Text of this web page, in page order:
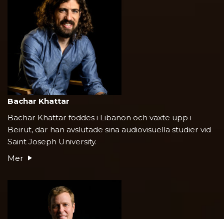
Bachar Khattar
Bachar Khattar föddes i Libanon och växte upp i
Beirut, där han avslutade sina audiovisuella studier vid
Saint Joseph University.
Mer